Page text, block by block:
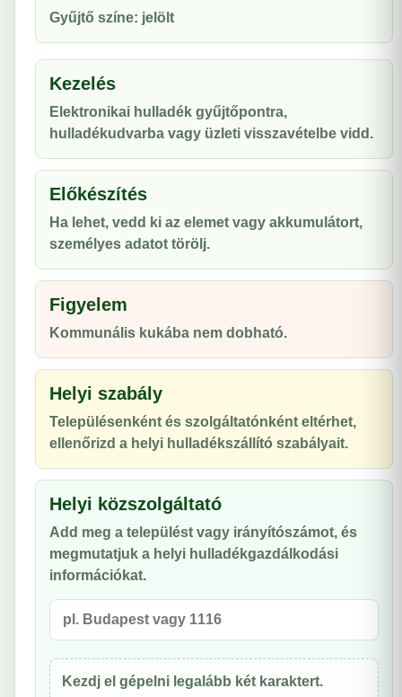
Gyűjtő színe: jelölt
Kezelés
Elektronikai hulladék gyűjtőpontra,
hulladékudvarba vagy üzleti visszavételbe vidd.
Előkészítés
Ha lehet, vedd ki az elemet vagy akkumulátort,
személyes adatot törölj.
Figyelem
Kommunális kukába nem dobható.
Helyi szabály
Településenként és szolgáltatónként eltérhet,
ellenőrizd a helyi hulladékszállító szabályait.
Helyi közszolgáltató
Add meg a települést vagy irányítószámot, és
megmutatjuk a helyi hulladékgazdálkodási
információkat.
Kezdj el gépelni legalább két karaktert.